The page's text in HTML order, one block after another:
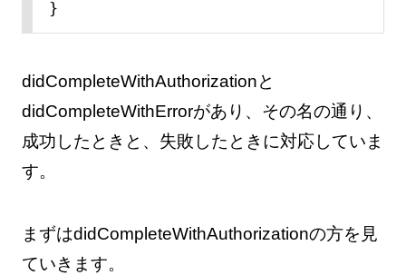
didCompleteWithAuthorizationと
didCompleteWithErrorがあり、その名の通り、
成功したときと、失敗したときに対応していま
す。
まずはdidCompleteWithAuthorizationの方を見
ていきます。